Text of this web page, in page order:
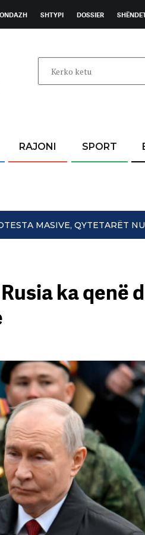
SHTYPI DOSSIER
RAJONI SPORT
MASIVE, QYTETARËT
ka qenë
06